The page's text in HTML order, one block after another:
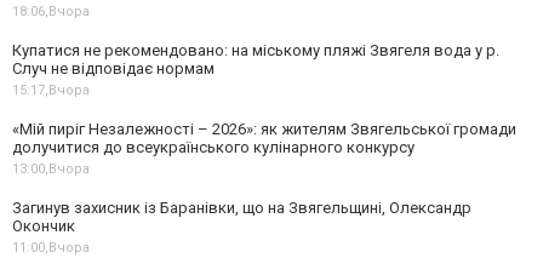
18:06, Вчора
Купатися не рекомендовано: на міському пляжі Звягеля вода у р.
Случ не відповідає нормам
15:17, Вчора
«Мій пиріг Незалежності – 2026»: як жителям Звягельської громади
долучитися до всеукраїнського кулінарного конкурсу
13:00, Вчора
Загинув захисник із Баранівки, що на Звягельщині, Олександр
Окончик
11:00, Вчора